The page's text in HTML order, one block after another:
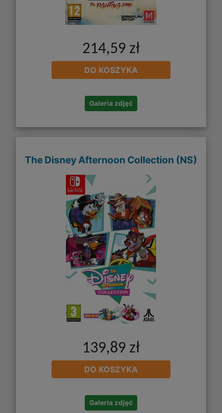
214,59 zł
DO KOSZYKA
Galeria zdjęć
The Disney Afternoon Collection (NS)
139,89 zł
DO KOSZYKA
Galeria zdjęć